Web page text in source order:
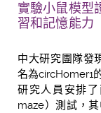
實驗小鼠模型
習和記憶能力
中大研究團隊發
名為circHomer1
研究人員安排
maze）測試，